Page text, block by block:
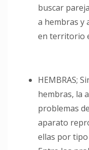
buscar
a hembras y
en territorio
HEMBRAS;
hembras, la
problemas
aparato
ellas por tipo